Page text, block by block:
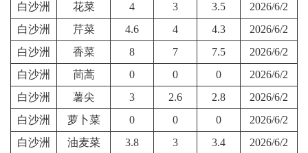
白沙洲
花菜 4 3 3.5
2026/6/2
白沙洲
芹菜 4.6 4 4.3
2026/6/2
白沙洲
香菜 8 7 7.5
2026/6/2
白沙洲
茼蒿 0 0 0
2026/6/2
白沙洲
薯尖 3 2.6 2.8
2026/6/2
白沙洲
萝卜菜 0 0 0
2026/6/2
白沙洲
油麦菜 3.8 3 3.4
2026/6/2